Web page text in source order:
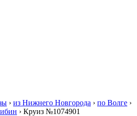
› из Нижнего Новгорода › по Волге ›
› Круиз №1074901